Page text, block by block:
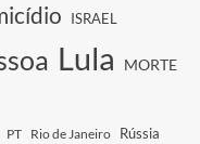
ISRAEL
Lula MORTE
PT Rio de Janeiro Rússia